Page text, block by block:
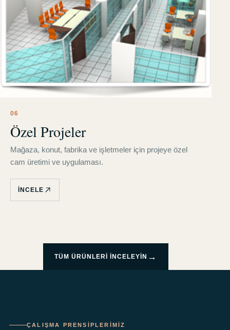
06
Özel Projeler
Mağaza, konut, fabrika ve işletmeler için projeye özel
cam üretimi ve uygulaması.
İNCELE
TÜM ÜRÜNLERI INCELEYIN →
ÇALIŞMA PRENSIPLERIMIZ